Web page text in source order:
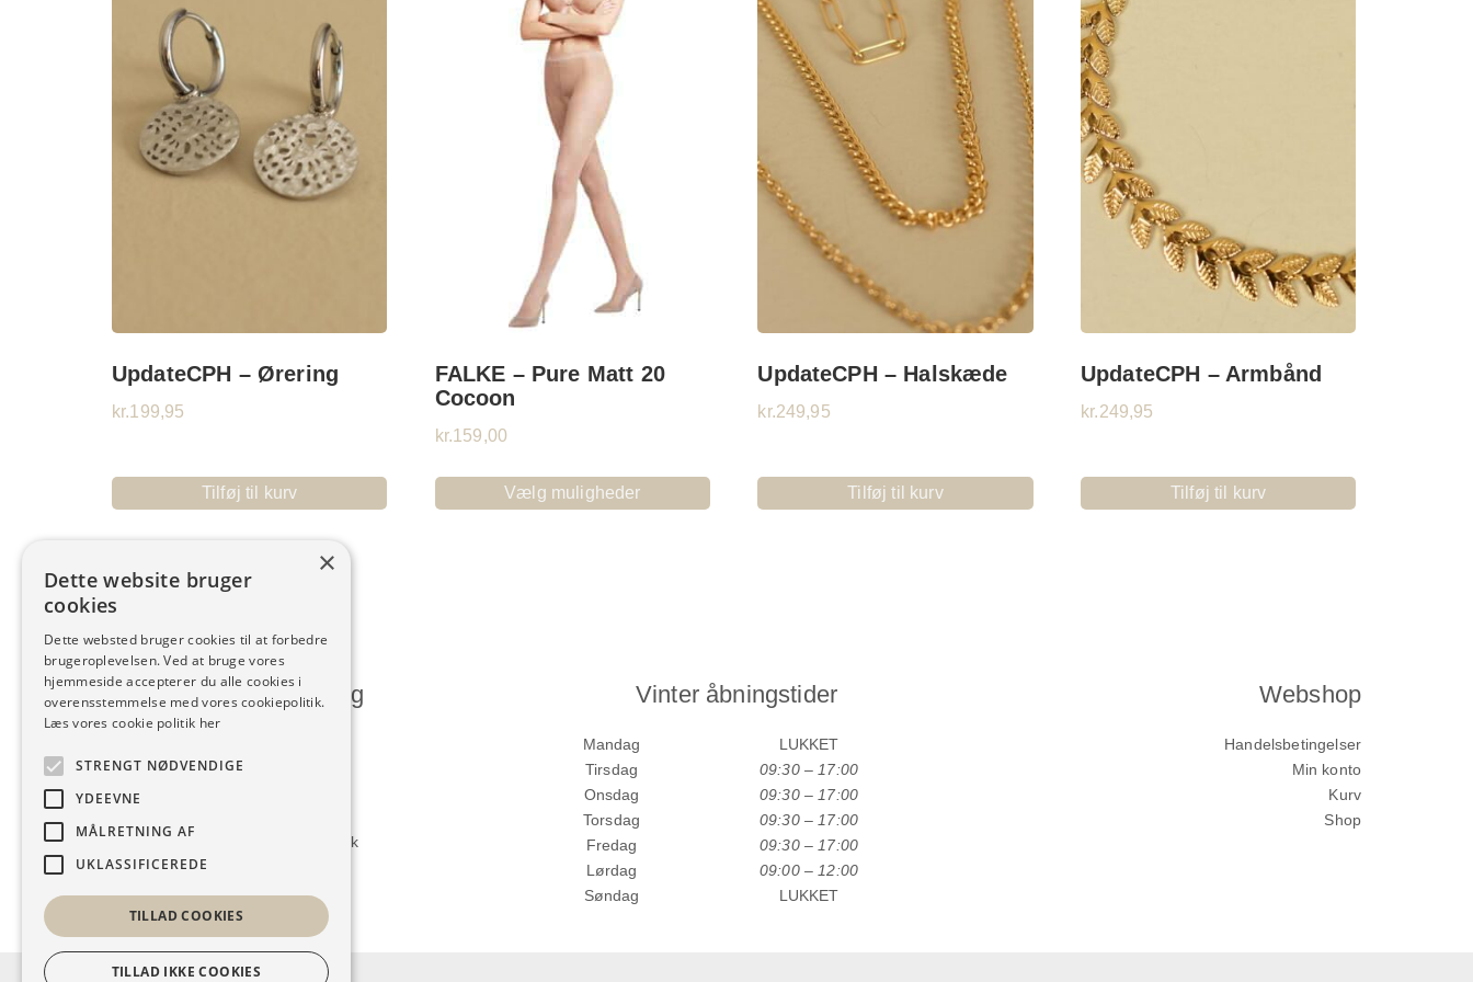
UpdateCPH – Ørering
kr.199,95
Tilføj til kurv
FALKE – Pure Matt 20
Cocoon
kr.159,00
Vælg muligheder
UpdateCPH – Halskæde
kr.249,95
Tilføj til kurv
UpdateCPH – Armbånd
kr.249,95
Tilføj til kurv
Humlum Kjoleforretning
7600 Struer
kontakt@humlumkjoleforretning.dk
Vinter åbningstider
Mandag
LUKKET
Tirsdag
09:30 – 17:00
Onsdag
09:30 – 17:00
Torsdag
09:30 – 17:00
Fredag
09:30 – 17:00
Lørdag
09:00 – 12:00
Søndag
LUKKET
Webshop
Handelsbetingelser
Min konto
Kurv
Shop
×
Dette website bruger
cookies
Dette websted bruger cookies til at forbedre
brugeroplevelsen. Ved at bruge vores
hjemmeside accepterer du alle cookies i
overensstemmelse med vores cookiepolitik.
Læs vores cookie politik her
STRENGT NØDVENDIGE
YDEEVNE
MÅLRETNING AF
UKLASSIFICEREDE
TILLAD COOKIES
TILLAD IKKE COOKIES